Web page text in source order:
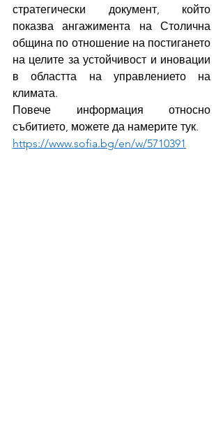
стратегически документ, който
показва ангажимента на Столична
община по отношение на постигането
на целите за устойчивост и иновации
в областта на управлението на
климата.
Повече информация относно
събитието, можете да намерите тук.
https://www.sofia.bg/en/w/5710391